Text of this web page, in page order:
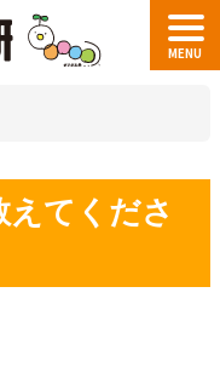
MENU
てくださ